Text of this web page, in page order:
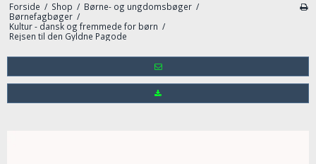
Forside / Shop / Børne- og ungdomsbøger /
Børnefagbøger /
Kultur - dansk og fremmede for børn /
Rejsen til den Gyldne Pagode